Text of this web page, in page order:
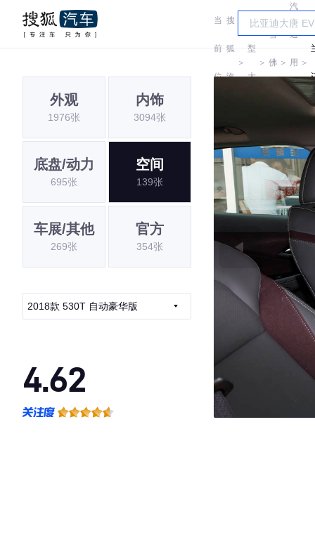
当
前
位
搜
狐
汽
＞
车
型
大
＞
雪
佛 ＞
汽
通
用
雪
兰
＞
外观
1976张
内饰
3094张
底盘/动力
695张
空间
139张
车展/其他
269张
官方
354张
2018款 530T 自动豪华版
4.62